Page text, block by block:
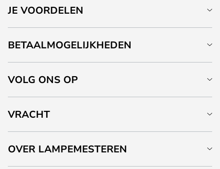
JE VOORDELEN
BETAALMOGELIJKHEDEN
VOLG ONS OP
VRACHT
OVER LAMPEMESTEREN